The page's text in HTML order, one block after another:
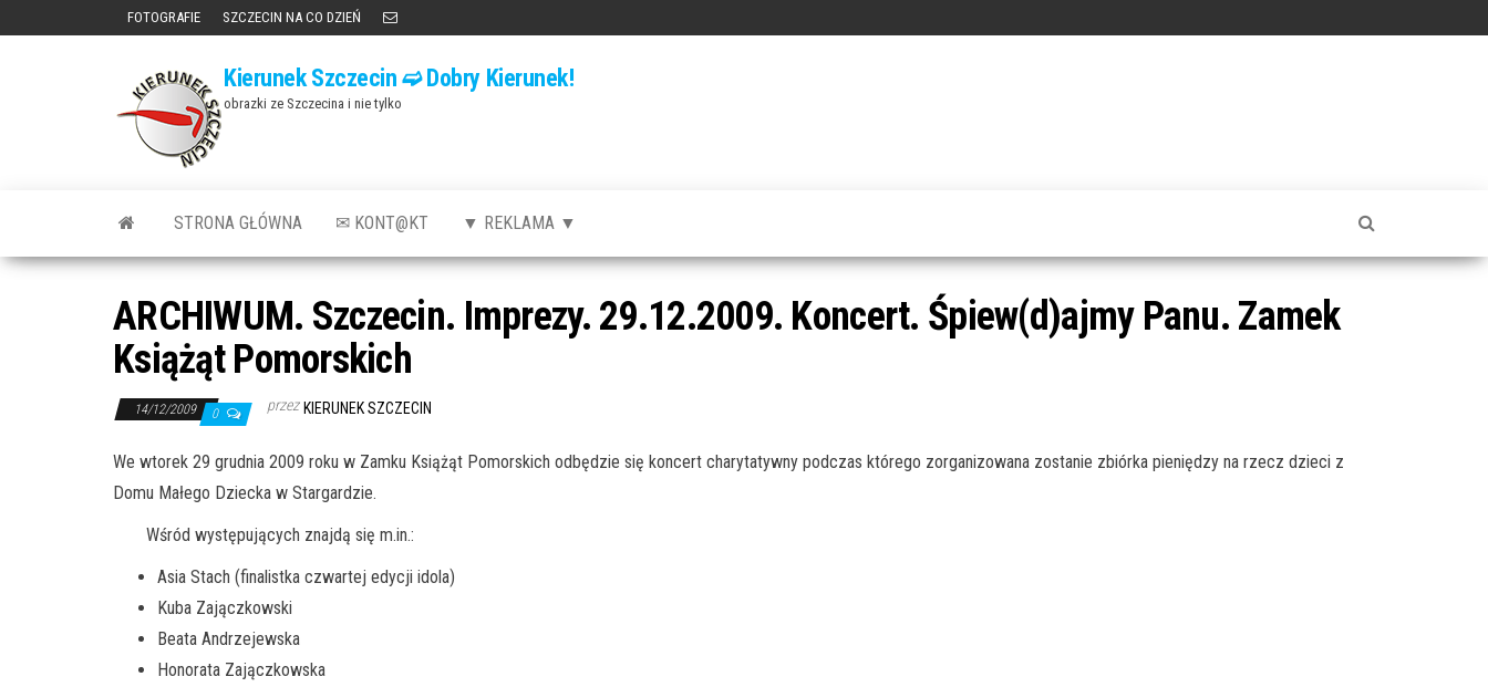
FOTOGRAFIE SZCZECIN NA CO DZIEŃ
Kierunek Szczecin ➫ Dobry Kierunek!
obrazki ze Szczecina i nie tylko
STRONA GŁÓWNA ✉ KONT@KT ▼ REKLAMA ▼
ARCHIWUM. Szczecin. Imprezy. 29.12.2009. Koncert. Śpiew(d)ajmy Panu. Zamek
Książąt Pomorskich
14/12/2009 0 przez KIERUNEK SZCZECIN
We wtorek 29 grudnia 2009 roku w Zamku Książąt Pomorskich odbędzie się koncert charytatywny podczas którego zorganizowana zostanie zbiórka pieniędzy na rzecz dzieci z
Domu Małego Dziecka w Stargardzie.
Wśród występujących znajdą się m.in.:
Asia Stach (finalistka czwartej edycji idola)
Kuba Zajączkowski
Beata Andrzejewska
Honorata Zajączkowska